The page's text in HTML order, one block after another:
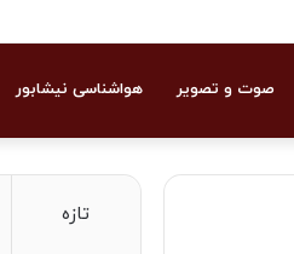
صوت و تصویر هواشناسی نیشابور
تازه